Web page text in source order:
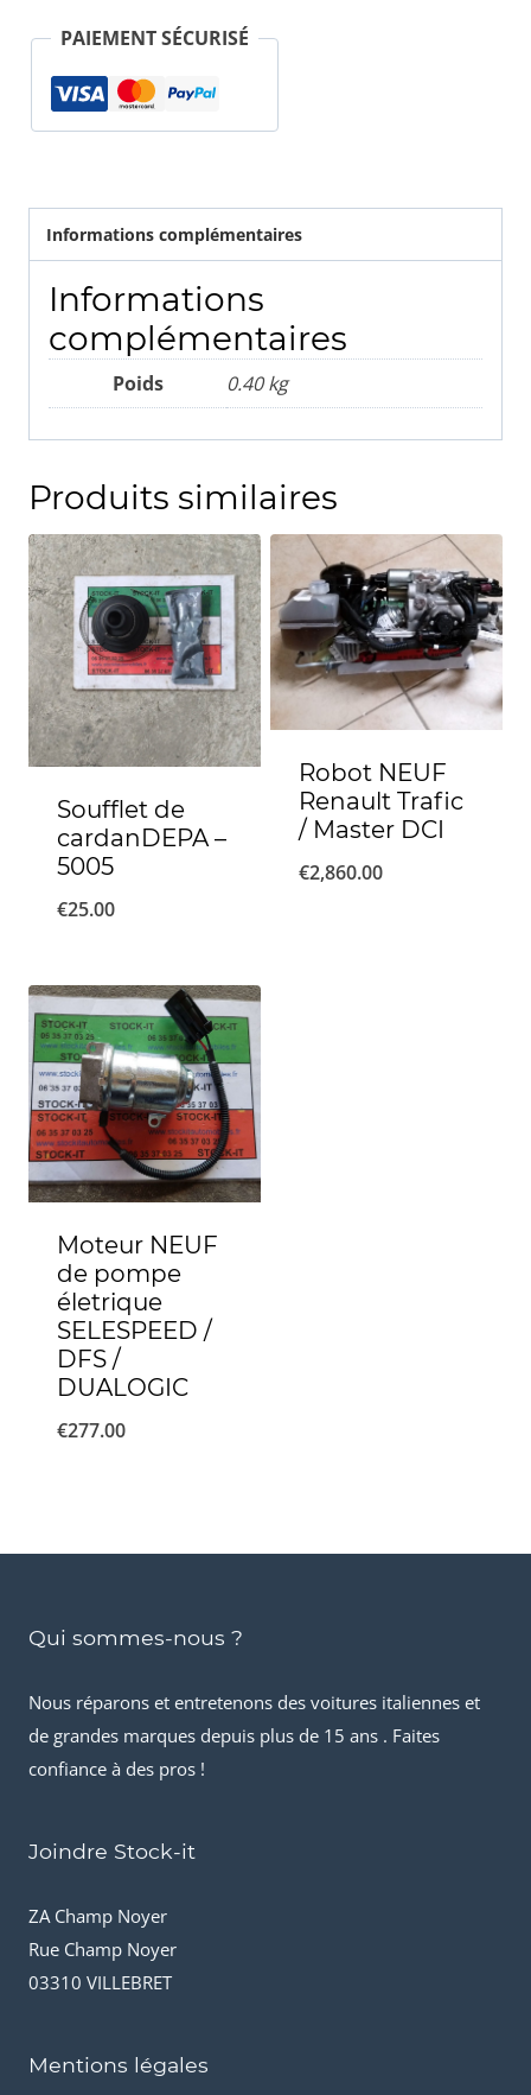
PAIEMENT SÉCURISÉ
Informations complémentaires
Informations
complémentaires
Poids 0.40 kg
Produits similaires
Soufflet de
cardanDEPA –
5005
€25.00
Robot NEUF
Renault Trafic
/ Master DCI
€2,860.00
Moteur NEUF
de pompe
életrique
SELESPEED /
DFS /
DUALOGIC
€277.00
Qui sommes-nous ?
Nous réparons et entretenons des voitures italiennes et
de grandes marques depuis plus de 15 ans . Faites
confiance à des pros !
Joindre Stock-it
ZA Champ Noyer
Rue Champ Noyer
03310 VILLEBRET
Mentions légales